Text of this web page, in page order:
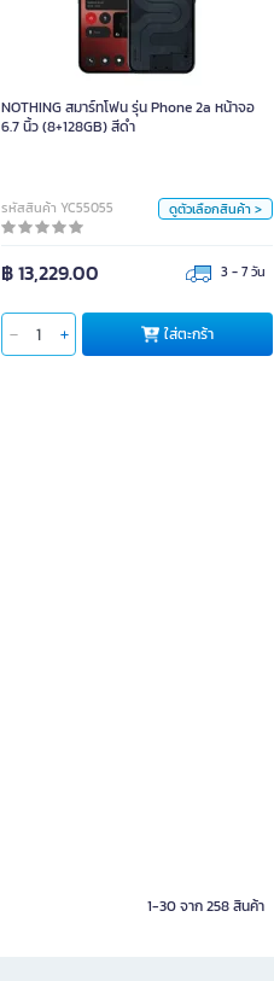
NOTHING สมาร์ทโฟน รุ่น Phone 2a หน้าจอ
6.7 นิ้ว (8+128GB) สีดำ
รหัสสินค้า YC55055 ดูตัวเลือกสินค้า >
฿ 13,229.00 3 - 7 วัน
ใส่ตะกร้า
NOTHING สมาร์ทโฟน รุ่น Phone 2a หน้าจอ
6.7 นิ้ว (8+128GB) สีดำ
หน่วย
สี
ใส่ตะกร้า
1-30 จาก 258 สินค้า